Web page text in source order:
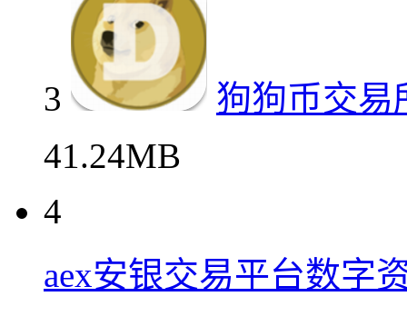
3
狗狗币交易
41.24MB
4
aex安银交易平台数字